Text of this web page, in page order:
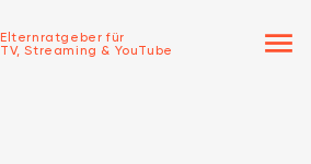
Elternratgeber für
TV, Streaming & YouTube
menu